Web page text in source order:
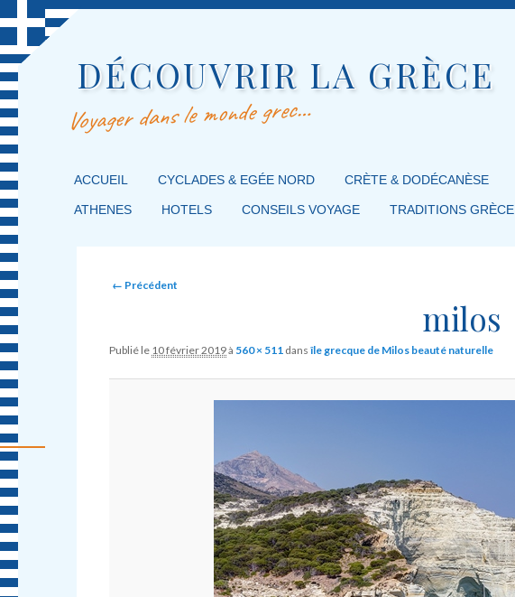
DÉCOUVRIR LA GRÈCE
Voyager dans le monde grec…
MENU PRINCIPAL
MASQUER LA NAVIGATION PRINCIPALE
MASQUER LA NAVIGATION SECONDAIRE
ACCUEIL CYCLADES & EGÉE NORD CRÈTE & DODÉCANÈSE
ATHENES HOTELS CONSEILS VOYAGE TRADITIONS GRÈCE
Image navigation
← Précédent
milos
Publié le 10 février 2019à 560 × 511 dansîle grecque de Milos beauté naturelle